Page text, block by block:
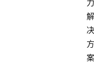
力
解
决
方
案